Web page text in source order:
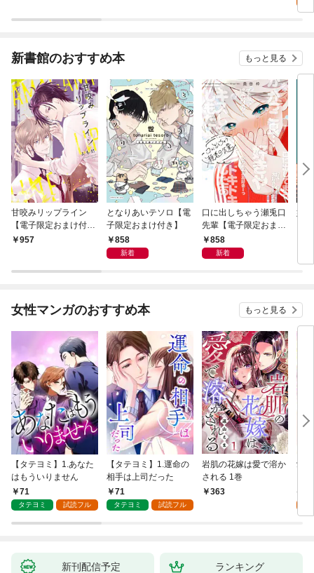
新書館のおすすめ本 もっと見る
甘咬みリップライン
【電子限定おまけ付
き】957
となりあいテソロ【電
子限定おまけ付き】
858
新着
口に出しちゃう瀬兎口
先輩【電子限定おまけ
付き】
858
新着
奸
女性マンガのおすすめ本 もっと見る
【タテヨミ】1.あなた
はもういりません
71
タテヨミ 試読フル
【タテヨミ】1.運命の
相手は上司だった
71
タテヨミ 試読フル
岩肌の花嫁は愛で溶か
される 1巻
363
愛
新刊配信予定 ランキング